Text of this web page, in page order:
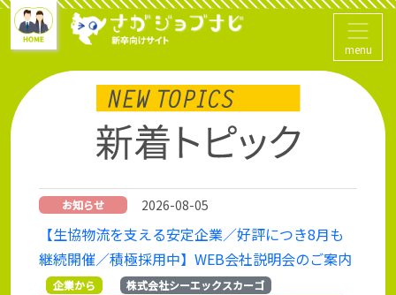
menu
お知らせ 2026-08-05
【生協物流を支える安定企業／好評につき8月も
継続開催／積極採用中】WEB会社説明会のご案内
企業から 株式会社シーエックスカーゴ